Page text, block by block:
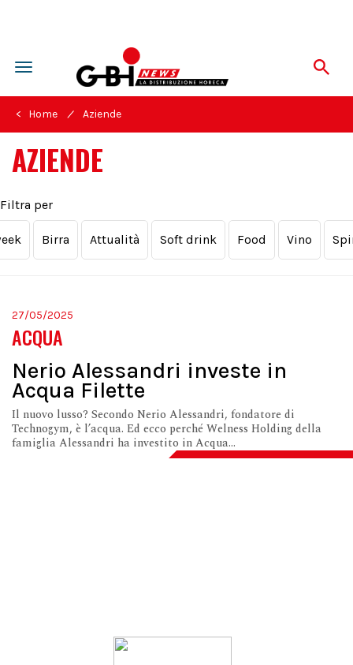
Toggle
navigation
< Home / Aziende
AZIENDE
Filtra per
Birra Attualità Soft drink Food Vino
27/05/2025
ACQUA
Nerio Alessandri investe in
Acqua Filette
Il nuovo lusso? Secondo Nerio Alessandri, fondatore di
Technogym, è l’acqua. Ed ecco perché Welness Holding della
famiglia Alessandri ha investito in Acqua...